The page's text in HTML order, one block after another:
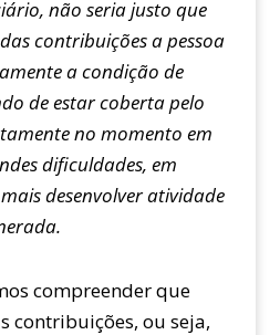
não seria justo que
contribuições a pessoa
a condição de
de estar coberta pelo
no momento em
dificuldades, em
desenvolver atividade
compreender que
contribuições, ou seja,